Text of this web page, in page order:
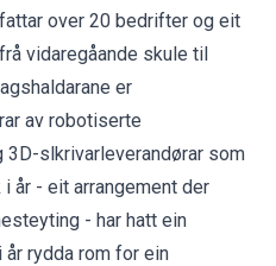
over 20 bedrifter og eit
vidaregåande skule til
er
av robotiserte
slkrivarleverandørar som
år - eit arrangement der
- har hatt ein
rydda rom for ein